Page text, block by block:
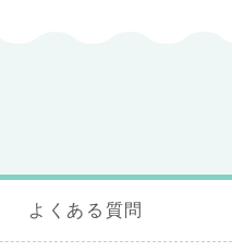
よくある質問